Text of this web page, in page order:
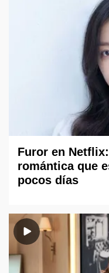
Furor en
romántica que
pocos días